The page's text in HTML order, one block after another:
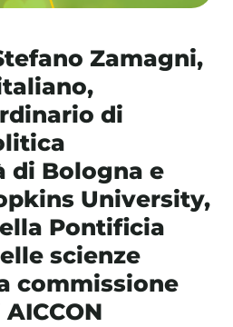
Zamagni,
di
di Bologna e
University,
Pontificia
scienze
commissione